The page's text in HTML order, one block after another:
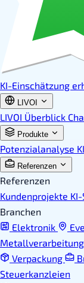
KI-Einschätzung
LIVOI
LIVOI Überblick
Produkte
Potenzialanalyse
Referenzen
Referenzen
Kundenprojekte
Branchen
Elektronik
Metallverarbeitung
Verpackung
Steuerkanzleien